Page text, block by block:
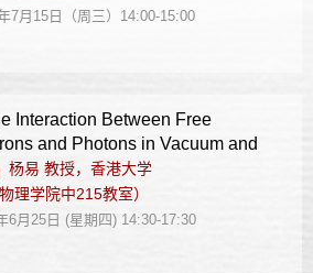
7月15日（周三）14:00-15:00
Interaction Between Free
and Photons in Vacuum and
Vacuum
杨易 教授，香港大学
物理学院中215教室）
6月25日 (星期四) 14:30-17:30